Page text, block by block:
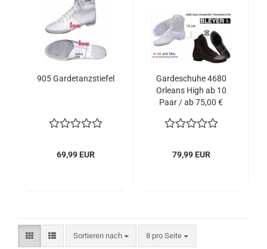
905 Gardetanzstiefel
69,99 EUR
Gardeschuhe 4680
Orleans High ab 10
Paar / ab 75,00 €
79,99 EUR
Sortieren nach
Sortieren nach 8 pro Seite
pro Seite